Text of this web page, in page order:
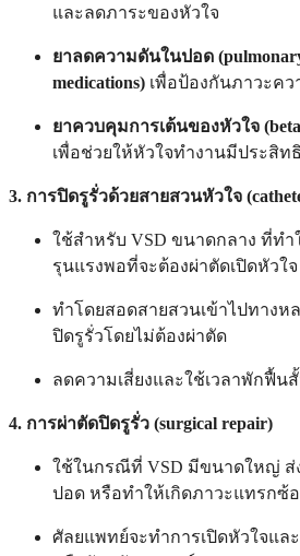
และลดภาระของหัวใจ
ยาลดความดันในปอด
medications) เพื่อป้องกันภาวะค
ยาควบคุมการเต้นของหัวใจ
เพื่อช่วยให้หัวใจทำงานมีประสิ
3. การปิดรูรั่วด้วยสายสวนหัวใจ
ใช้สำหรับ VSD ขนาดกลาง ที่ทำ
รุนแรงพอที่จะต้องผ่าตัดเปิดหัวใจ
ทำโดยสอดสายสวนเข้าไปทาง
ปิดรูรั่วโดยไม่ต้องผ่าตัด
ลดความเสี่ยงและใช้เวลาพักฟื้น
4. การผ่าตัดปิดรูรั่ว (surgical repair)
ใช้ในกรณีที่ VSD มีขนาดใหญ่ ส่
ปอด หรือทำให้เกิดภาวะแทรกซ้
ศัลยแพทย์จะทำการเปิดหัวใจแล